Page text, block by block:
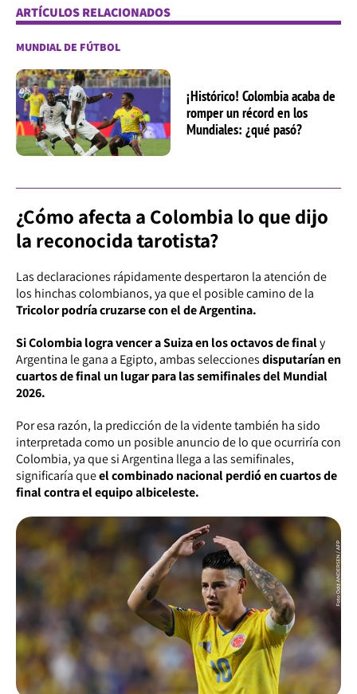
ARTÍCULOS RELACIONADOS
MUNDIAL DE FÚTBOL
¡Histórico! Colombia acaba de
romper un récord en los
Mundiales: ¿qué pasó?
¿Cómo afecta a Colombia lo que dijo
la reconocida tarotista?
Las declaraciones rápidamente despertaron la atención de
los hinchas colombianos, ya que el posible camino de la
Tricolor podría cruzarse con el de Argentina.
Si Colombia logra vencer a Suiza en los octavos de finaly
Argentina le gana a Egipto, ambas seleccionesdisputarían en
cuartos de final un lugar para las semifinales del Mundial
2026.
Por esa razón, la predicción de la vidente también ha sido
interpretada como un posible anuncio de lo que ocurriría con
Colombia, ya que si Argentina llega a las semifinales,
significaría queel combinado nacional perdió en cuartos de
final contra el equipo albiceleste.